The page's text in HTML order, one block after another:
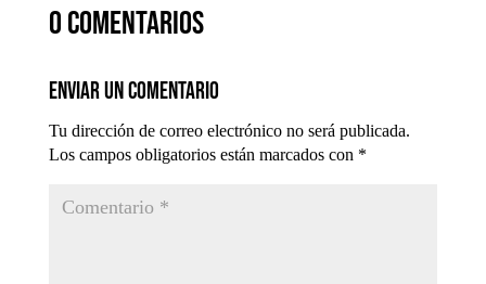
0 comentarios
Enviar un comentario
Tu dirección de correo electrónico no será publicada.
Los campos obligatorios están marcados con *